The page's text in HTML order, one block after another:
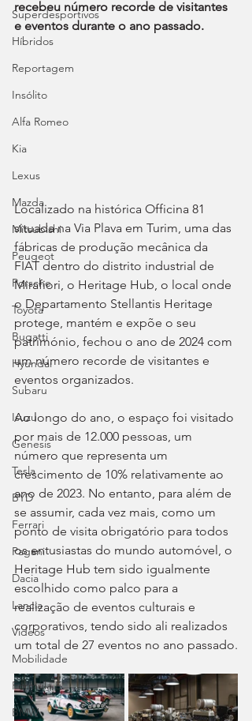
Superdesportivos
Híbridos
Reportagem
Insólito
Alfa Romeo
Kia
Lexus
Mazda
Mitsubishi
Peugeot
Porsche
Toyota
Bugatti
Hyundai
Subaru
Isuzu
Genesis
Tesla
BYD
Ferrari
Pagani
Dacia
Lancia
Videos
Mobilidade
Fórmula E
BMW
recebeu número recorde de visitantes
e eventos durante o ano passado.
Localizado na histórica Officina 81
situada na Via Plava em Turim, uma das
fábricas de produção mecânica da
FIAT dentro do distrito industrial de
Mirafiori, o Heritage Hub, o local onde
o Departamento Stellantis Heritage
protege, mantém e expõe o seu
património, fechou o ano de 2024 com
um número recorde de visitantes e
eventos organizados.
Ao longo do ano, o espaço foi visitado
por mais de 12.000 pessoas, um
número que representa um
crescimento de 10% relativamente ao
ano de 2023. No entanto, para além de
se assumir, cada vez mais, como um
ponto de visita obrigatório para todos
os entusiastas do mundo automóvel, o
Heritage Hub tem sido igualmente
escolhido como palco para a
realização de eventos culturais e
corporativos, tendo sido ali realizados
um total de 27 eventos no ano passado.